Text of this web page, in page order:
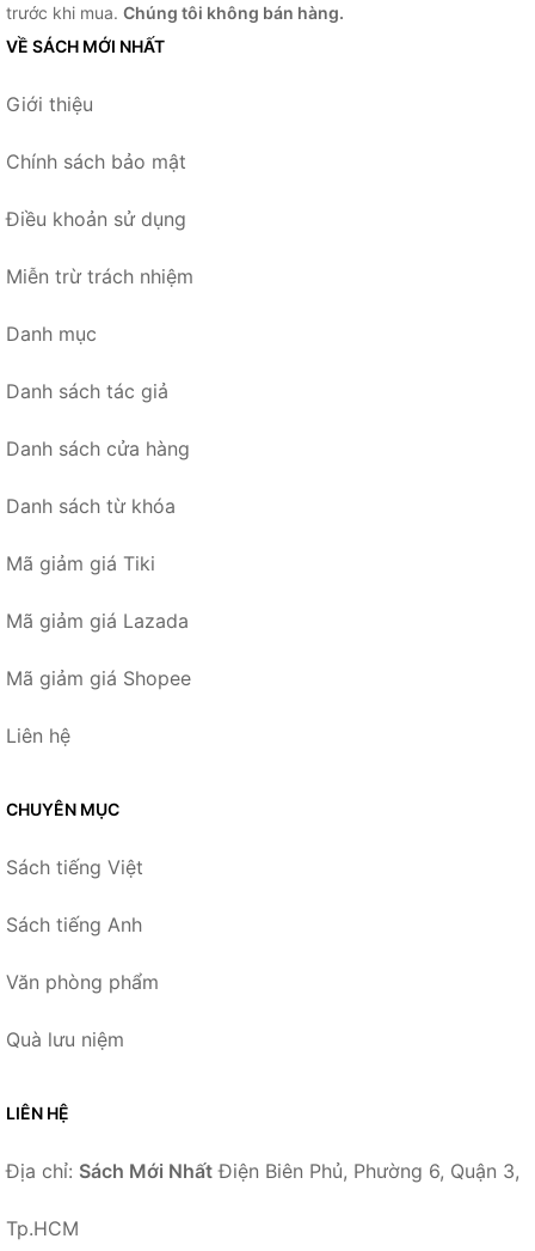
trước khi mua. Chúng tôi không bán hàng.
VỀ SÁCH MỚI NHẤT
Giới thiệu
Chính sách bảo mật
Điều khoản sử dụng
Miễn trừ trách nhiệm
Danh mục
Danh sách tác giả
Danh sách cửa hàng
Danh sách từ khóa
Mã giảm giá Tiki
Mã giảm giá Lazada
Mã giảm giá Shopee
Liên hệ
CHUYÊN MỤC
Sách tiếng Việt
Sách tiếng Anh
Văn phòng phẩm
Quà lưu niệm
LIÊN HỆ
Địa chỉ: Sách Mới Nhất Điện Biên Phủ, Phường 6, Quận 3,
Tp.HCM